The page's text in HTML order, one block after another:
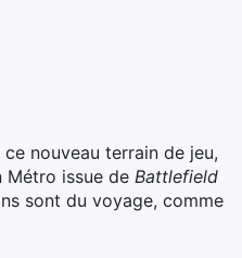
nouveau terrain de jeu,
Métro issue de Battlefield
sont du voyage, comme